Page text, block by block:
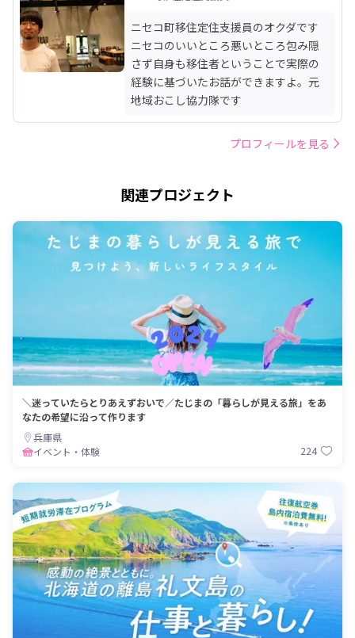
ニセコ町移住定住支援員のオクダです
ニセコのいいところ悪いところ包み隠
さず自身も移住者ということで実際の
経験に基づいたお話ができますよ。元
地域おこし協力隊です
プロフィールを見る
関連プロジェクト
＼迷っていたらとりあえずおいで／たじまの「暮らしが見える旅」をあ
なたの希望に沿って作ります
兵庫県
イベント・体験
224